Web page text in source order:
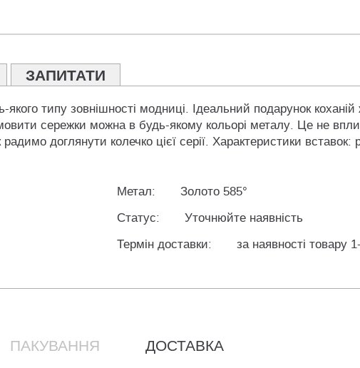
ЗАПИТАТИ
типу зовнішності модниці. Ідеальний подарунок коханій
сережки можна в будь-якому кольорі металу. Це не
доглянути колечко цієї серії. Характеристики
Метал:
Золото 585°
Статус:
Уточнюйте наявність
Термін доставки: за наявності товару
ПАКУВАННЯ ДОСТАВКА